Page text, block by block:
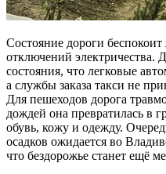
Состояние дороги
отключений электричества.
состояния, что легковые
а службы заказа такси не
Для пешеходов дорога
дождей она превратилась в
обувь, кожу и одежду.
осадков ожидается во
что бездорожье станет ещё